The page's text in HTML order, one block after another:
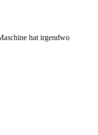
hat irgendwo